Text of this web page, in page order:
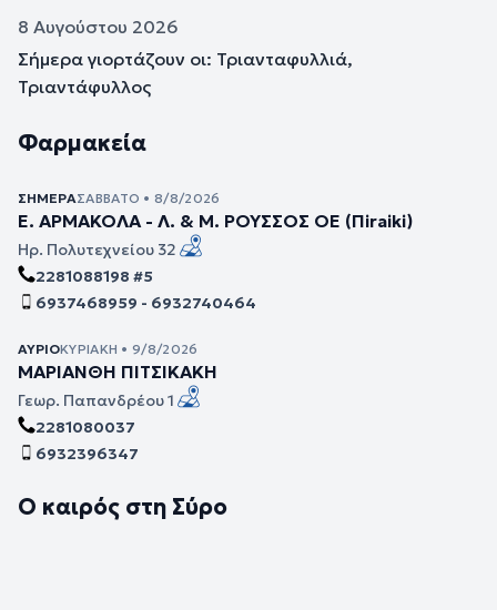
8 Αυγούστου 2026
Σήμερα γιορτάζουν οι: Τριανταφυλλιά,
Τριαντάφυλλος
Φαρμακεία
ΣΉΜΕΡΑΣΆΒΒΑΤΟ • 8/8/2026
Ε. ΑΡΜΑΚΟΛΑ - Λ. & Μ. ΡΟΥΣΣΟΣ ΟΕ (Πiraiki)
Ηρ. Πολυτεχνείου 32
2281088198 #5
6937468959 - 6932740464
ΑΎΡΙΟΚΥΡΙΑΚΉ • 9/8/2026
ΜΑΡΙΑΝΘΗ ΠΙΤΣΙΚΑΚΗ
Γεωρ. Παπανδρέου 1
2281080037
6932396347
Ο καιρός στη Σύρο